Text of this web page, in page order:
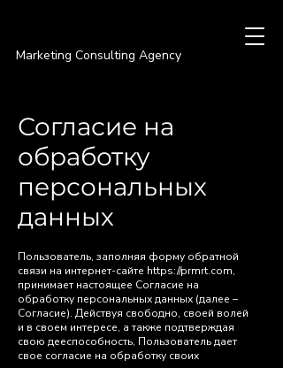
Marketing Consulting Agency
PREMIER
Согласие на
обработку
персональных
данных
Пользователь, заполняя форму обратной
связи на интернет-сайте https://prmrt.com,
принимает настоящее Согласие на
обработку персональных данных (далее –
Согласие). Действуя свободно, своей волей
и в своем интересе, а также подтверждая
свою дееспособность, Пользователь дает
свое согласие на обработку своих